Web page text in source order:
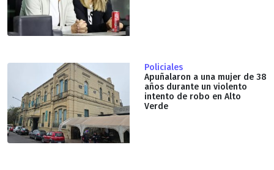
Policiales
Apuñalaron a una mujer de 38
años durante un violento
intento de robo en Alto
Verde